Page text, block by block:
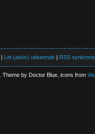
| Let (arkiv) udseende | RSS
. Theme by Doctor Blue, icons from